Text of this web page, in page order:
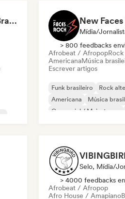
Música Nordestina Brasileira New
Mídia/
> 800 feedbacks
Afrobeat / Afropop
AmericanaMúsica
Escrever artigos
Funk brasileiro
Rock
Americana
Música
Comercial / Mainstream
Selo, Mídia/
> 4000 feedbacks
Afrobeat / Afropop
Afro House / Amapiano